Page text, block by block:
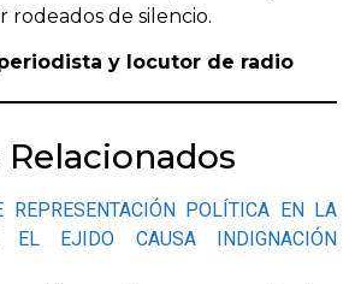
rodeados de silencio.
y locutor de radio
REPRESENTACIÓN POLÍTICA EN LA
EL EJIDO CAUSA INDIGNACIÓN